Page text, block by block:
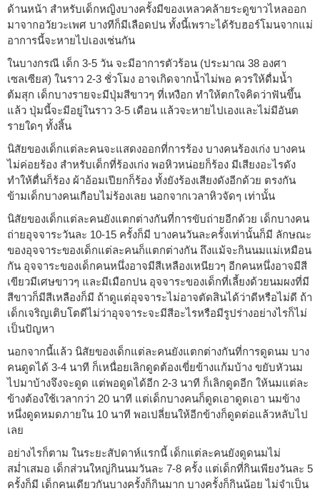
ด้านหน้า สำหรับเด็กหญิงบางครั้งมีของเหลวคล้ายระดูขาวไหลออก
มาจากอวัยวะเพศ บางทีก็มีเลือดปน ทั้งนี้เพราะได้รับฮอร์โมนจากแม่
อาการนี้จะหายไปเองเช่นกัน
ในบางกรณี เด็ก 3-5 วัน จะมีอาการตัวร้อน (ประมาณ 38 องศา
เซลเซียส) ในราว 2-3 ชั่วโมง อาจเกิดจากน้ำไม่พอ ควรให้ดื่มน้ำ
ต้มสุก เด็กบางรายจะมีปุ่มสีขาวๆ ที่เหงือก ทำให้ตกใจคิดว่าฟันขึ้น
แล้ว ปุ่มนี้จะมีอยู่ในราว 3-5 เดือน แล้วจะหายไปเองและไม่มีอันต
รายใดๆ ทั้งสิ้น
นิสัยของเด็กแต่ละคนจะแสดงออกที่การร้อง บางคนร้องเก่ง บางคน
ไม่ค่อยร้อง สำหรับเด็กที่ร้องเก่ง พอหิวหน่อยก็ร้อง มีเสียงอะไรดัง
ทำให้ตื่นก็ร้อง ผ้าอ้อมเปียกก็ร้อง ทั้งยังร้องเสียงดังอีกด้วย ตรงกัน
ข้ามเด็กบางคนเกือบไม่ร้องเลย นอกจากเวลาหิวจัดๆ เท่านั้น
นิสัยของเด็กแต่ละคนยังแตกต่างกันที่การขับถ่ายอีกด้วย เด็กบางคน
ถ่ายอุจจาระวันละ 10-15 ครั้งก็มี บางคนวันละครั้งเท่านั้นก็มี ลักษณะ
ของอุจจาระของเด็กแต่ละคนก็แตกต่างกัน ถึงแม้จะกินนมแม่เหมือน
กัน อุจจาระของเด็กคนหนึ่งอาจมีสีเหลืองเหนียวๆ อีกคนหนึ่งอาจมีสี
เขียวมีเศษขาวๆ และมีเมือกปน อุจจาระของเด็กที่เลี้ยงด้วยนมผงที่มี
สีขาวก็มีสีเหลืองก็มี ถ้าดูแต่อุจจาระไม่อาจตัดสินได้ว่าดีหรือไม่ดี ถ้า
เด็กเจริญเติบโตดีไม่ว่าอุจจาระจะมีสีอะไรหรือมีรูปร่างอย่างไรก็ไม่
เป็นปัญหา
นอกจากนี้แล้ว นิสัยของเด็กแต่ละคนยังแตกต่างกันที่การดูดนม บาง
คนดูดได้ 3-4 นาที ก็เหนื่อยเลิกดูดต้องเขี่ยข้างแก้มบ้าง ขยับหัวนม
ไปมาบ้างจึงจะดูด แต่พอดูดได้อีก 2-3 นาที ก็เลิกดูดอีก ให้นมแต่ละ
ข้างต้องใช้เวลากว่า 20 นาที แต่เด็กบางคนก็ดูดเอาดูดเอา นมข้าง
หนึ่งดูดหมดภายใน 10 นาที พอเปลี่ยนให้อีกข้างก็ดูดต่อแล้วหลับไป
เลย
อย่างไรก็ตาม ในระยะสัปดาห์แรกนี้ เด็กแต่ละคนยังดูดนมไม่
สม่ำเสมอ เด็กส่วนใหญ่กินนมวันละ 7-8 ครั้ง แต่เด็กที่กินเพียงวันละ 5
ครั้งก็มี เด็กคนเดียวกันบางครั้งก็กินมาก บางครั้งก็กินน้อย ไม่จำเป็น